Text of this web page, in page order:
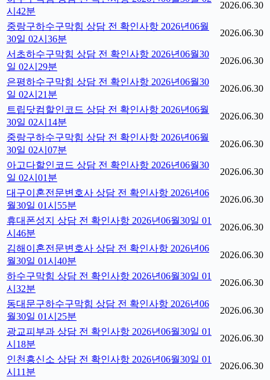
시42분
2026.06.30
중랑구하수구막힘 상담 전 확인사항 2026년06월
30일 02시36분
2026.06.30
서초하수구막힘 상담 전 확인사항 2026년06월30
일 02시29분
2026.06.30
은평하수구막힘 상담 전 확인사항 2026년06월30
일 02시21분
2026.06.30
트립닷컴할인코드 상담 전 확인사항 2026년06월
30일 02시14분
2026.06.30
중랑구하수구막힘 상담 전 확인사항 2026년06월
30일 02시07분
2026.06.30
아고다할인코드 상담 전 확인사항 2026년06월30
일 02시01분
2026.06.30
대구이혼전문변호사 상담 전 확인사항 2026년06
월30일 01시55분
2026.06.30
휴대폰성지 상담 전 확인사항 2026년06월30일 01
시46분
2026.06.30
김해이혼전문변호사 상담 전 확인사항 2026년06
월30일 01시40분
2026.06.30
하수구막힘 상담 전 확인사항 2026년06월30일 01
시32분
2026.06.30
동대문구하수구막힘 상담 전 확인사항 2026년06
월30일 01시25분
2026.06.30
광교피부과 상담 전 확인사항 2026년06월30일 01
시18분
2026.06.30
인천흥신소 상담 전 확인사항 2026년06월30일 01
시11분
2026.06.30